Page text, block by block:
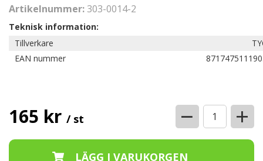
Artikelnummer:303-0014-2
Teknisk information:
Tillverkare
EAN nummer
165 kr / st − +